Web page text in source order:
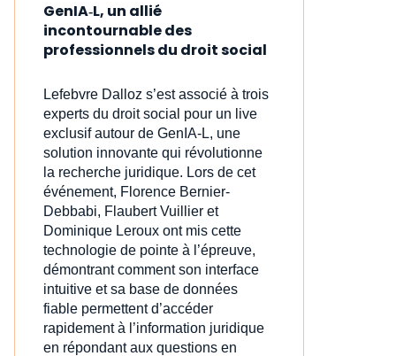
GenIA‑L, un allié
incontournable des
professionnels du droit social
Lefebvre Dalloz s’est associé à trois
experts du droit social pour un live
exclusif autour de GenIA‑L, une
solution innovante qui révolutionne
la recherche juridique. Lors de cet
événement, Florence Bernier-
Debbabi, Flaubert Vuillier et
Dominique Leroux ont mis cette
technologie de pointe à l’épreuve,
démontrant comment son interface
intuitive et sa base de données
fiable permettent d’accéder
rapidement à l’information juridique
en répondant aux questions en